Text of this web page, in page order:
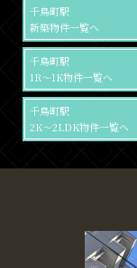
千鳥町駅
新築物件一覧へ
千鳥町駅
1R～1K物件一覧へ
千鳥町駅
2K～2LDK物件一覧へ